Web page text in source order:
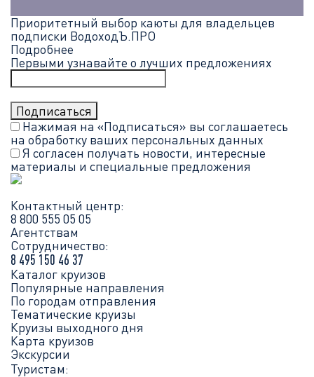
Приоритетный выбор каюты для владельцев
подписки ВодоходЪ.ПРО
Подробнее
Первыми узнавайте о лучших предложениях
Нажимая на «Подписаться» вы соглашаетесь
на обработку ваших персональных данных
Я согласен получать новости, интересные
материалы и специальные предложения
Контактный центр:
8 800 555 05 05
Агентствам
Сотрудничество:
8 495 150 46 37
Каталог круизов
Популярные направления
По городам отправления
Тематические круизы
Круизы выходного дня
Карта круизов
Экскурсии
Туристам: